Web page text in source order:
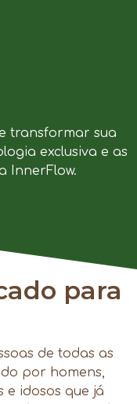
transformar sua
exclusiva e as
InnerFlow.
para
de todas as
por homens,
e idosos que já